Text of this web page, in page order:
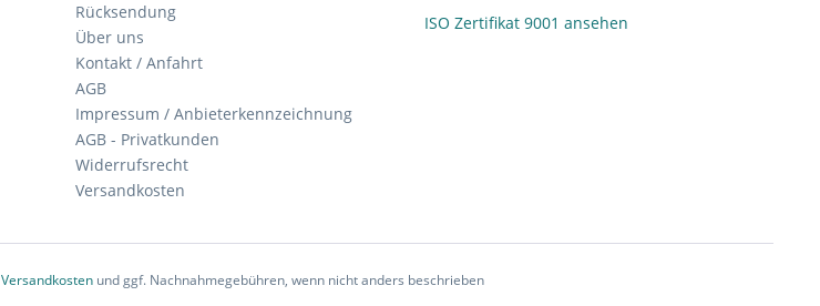
Rücksendung
Über uns
Kontakt / Anfahrt
AGB
Impressum / Anbieterkennzeichnung
AGB - Privatkunden
Widerrufsrecht
Versandkosten
ISO Zertifikat 9001 ansehen
Versandkosten und ggf. Nachnahmegebühren, wenn nicht anders beschrieben